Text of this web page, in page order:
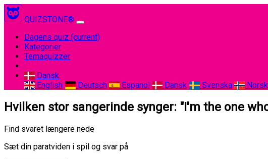
QUIZSTONE®
Dagens quiz (current)
Kategorier
Temaquizzer
Dansk
English
Deutsch Espanol Dansk Svenska Norsk
Hvilken stor sangerinde synger: "I'm the one
Find svaret længere nede
Sæt din paratviden i spil og svar på